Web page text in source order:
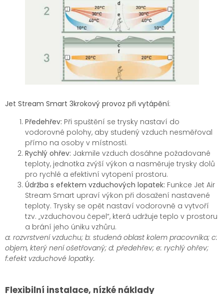
Jet Stream Smart 3krokový provoz při vytápění:
Předehřev: Při spuštění se trysky nastaví do
vodorovné polohy, aby studený vzduch nesměřoval
přímo na osoby v místnosti.
Rychlý ohřev: Jakmile vzduch dosáhne požadované
teploty, jednotka zvýší výkon a nasměruje trysky dolů
pro rychlé a efektivní vytopení prostoru.
Údržba s efektem vzduchových lopatek: Funkce Jet Air
Stream Smart upraví výkon při dosažení nastavené
teploty. Trysky se opět nastaví vodorovně a vytvoří
tzv. „vzduchovou čepel“, která udržuje teplo v prostoru
a brání jeho úniku vzhůru.
a: rozvrstvení vzduchu; b: studená oblast kolem pracovníka; c:
objem, který není ošetřovaný; d: předehřev; e: rychlý ohřev;
f:efekt vzduchové lopatky.
Flexibilní instalace, nízké náklady